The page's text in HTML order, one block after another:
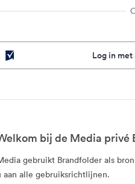
Log in
bij de Media privé
gebruikt Brandfolder als
aan alle gebruiksrichtlijnen.